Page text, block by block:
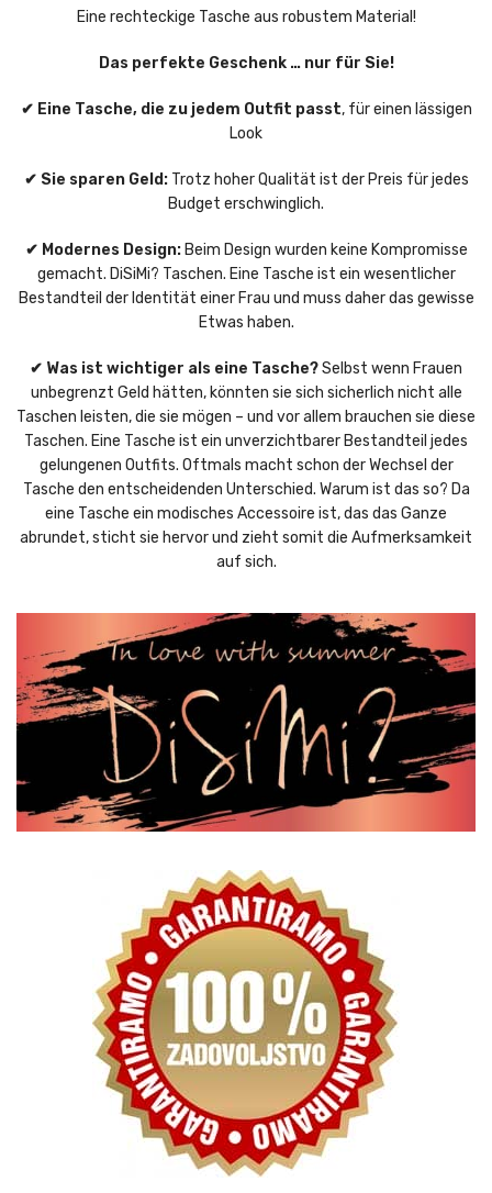
Eine rechteckige Tasche aus robustem Material!
Das perfekte Geschenk … nur für Sie!
✔ Eine Tasche, die zu jedem Outfit passt, für einen lässigen
Look
✔ Sie sparen Geld:Trotz hoher Qualität ist der Preis für jedes
Budget erschwinglich.
✔ Modernes Design:Beim Design wurden keine Kompromisse
gemacht. DiSiMi? Taschen. Eine Tasche ist ein wesentlicher
Bestandteil der Identität einer Frau und muss daher das gewisse
Etwas haben.
✔ Was ist wichtiger als eine Tasche?Selbst wenn Frauen
unbegrenzt Geld hätten, könnten sie sich sicherlich nicht alle
Taschen leisten, die sie mögen – und vor allem brauchen sie diese
Taschen. Eine Tasche ist ein unverzichtbarer Bestandteil jedes
gelungenen Outfits. Oftmals macht schon der Wechsel der
Tasche den entscheidenden Unterschied. Warum ist das so? Da
eine Tasche ein modisches Accessoire ist, das das Ganze
abrundet, sticht sie hervor und zieht somit die Aufmerksamkeit
auf sich.